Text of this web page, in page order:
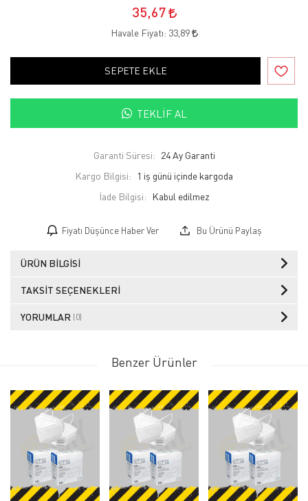
35,67
Havale Fiyatı: 33,89
SEPETE EKLE
TEKLIF AL
Garanti Süresi: 24 Ay Garanti
Kargo Bilgisi:
1 iş günü içinde kargoda
İade Bilgisi:
Fiyatı Düşünce Haber Ver Bu Ürünü Paylaş
ÜRÜN BILGISI
TAKSIT SEÇENEKLERI
YORUMLAR (0)
Benzer Ürünler